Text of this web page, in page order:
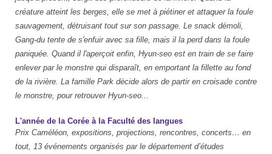
créature atteint les berges, elle se met à piétiner et attaquer la foule
sauvagement, détruisant tout sur son passage. Le snack démoli,
Gang-du tente de s'enfuir avec sa fille, mais il la perd dans la foule
paniquée. Quand il l'aperçoit enfin, Hyun-seo est en train de se faire
enlever par le monstre qui disparaît, en emportant la fillette au fond
de la rivière. La famille Park décide alors de partir en croisade contre
le monstre, pour retrouver Hyun-seo...
L'année de la Corée à la Faculté des langues
Prix Caméléon, expositions, projections, rencontres, concerts… en
tout, 13 événements organisés par le département d’études